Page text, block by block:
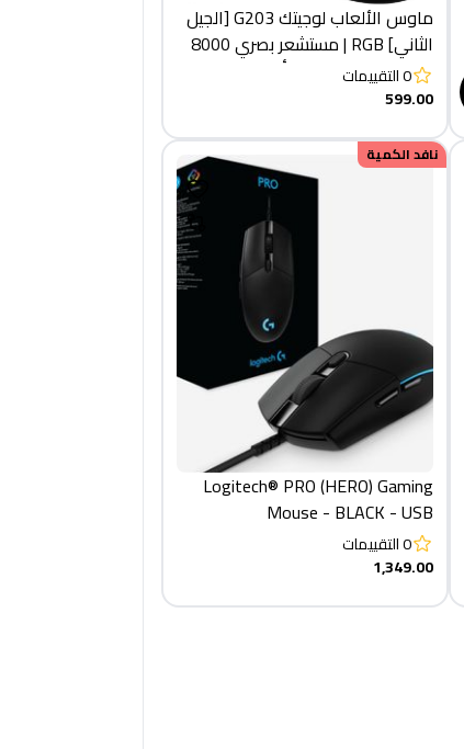
ماوس الألعاب لوجيتك G203 [الجيل
الثاني] RGB | مستشعر بصري 8000
نقطة في البوصة | 6 أزرار قابلة
للبرمجة
0التقييمات
599.00
نافد الكمية
Logitech® PRO (HERO) Gaming
Mouse - BLACK - USB
0التقييمات
1,349.00